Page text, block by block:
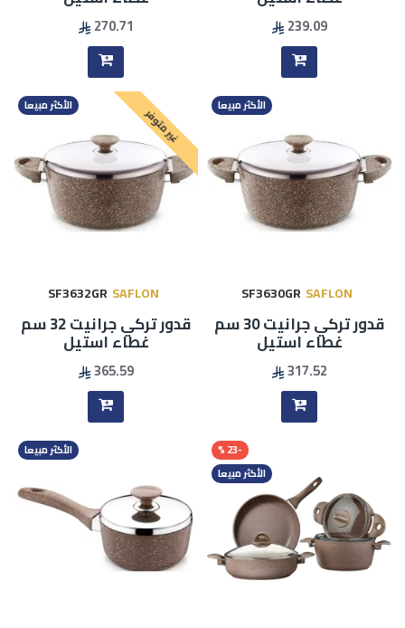
239.09
270.71
الأكثر مبيعا
SAFLON
SF3630GR
قدور تركي جرانيت 30 سم
غطاء استيل
317.52
الأكثر مبيعا غير متوفر
SAFLON
SF3632GR
قدور تركي جرانيت 32 سم
غطاء استيل
365.59
الأكثر مبيعا
-23 % الأكثر مبيعا